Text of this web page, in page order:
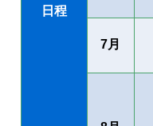
日程
7月